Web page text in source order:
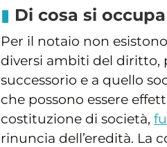
Di cosa si
Per il notaio non
diversi ambiti del diritto,
successorio e a quello
che possono essere
costituzione di società,
rinuncia dell’eredità. La